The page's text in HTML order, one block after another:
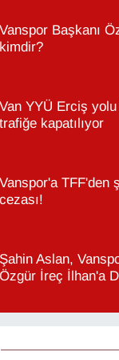
Vanspor Başkanı
kimdir?
Van YYÜ Erciş
trafiğe kapatılıyor
Vanspor'a TFF'den
cezası!
Şahin Aslan,
Özgür İreç İlhan'a